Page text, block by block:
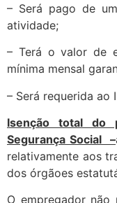
– Será pago de
atividade;
– Terá o valor de
mínima mensal
– Será requerida ao
Isenção total do
Segurança Social –
relativamente aos
dos órgãoes
O empregador não